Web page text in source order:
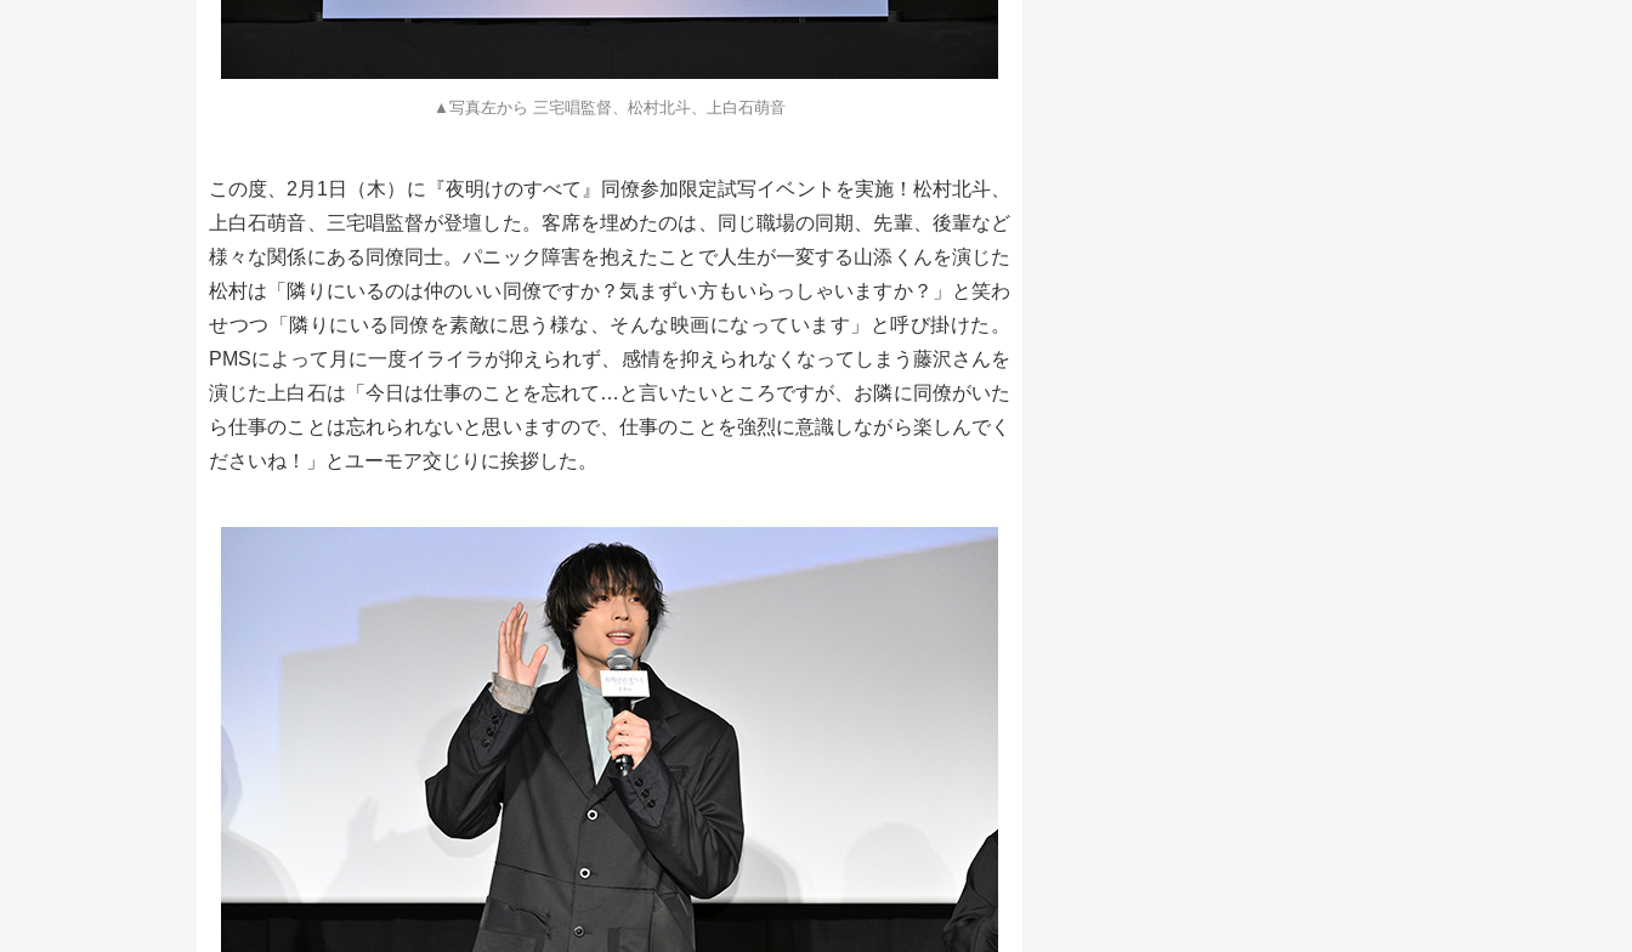
▲写真左から 三宅唱監督、松村北斗、上白石萌音
この度、2月1日（木）に『夜明けのすべて』同僚参加限定試写イベントを実施！松村北斗、
上白石萌音、三宅唱監督が登壇した。客席を埋めたのは、同じ職場の同期、先輩、後輩など
様々な関係にある同僚同士。パニック障害を抱えたことで人生が一変する山添くんを演じた
松村は「隣りにいるのは仲のいい同僚ですか？気まずい方もいらっしゃいますか？」と笑わ
せつつ「隣りにいる同僚を素敵に思う様な、そんな映画になっています」と呼び掛けた。
PMSによって月に一度イライラが抑えられず、感情を抑えられなくなってしまう藤沢さんを
演じた上白石は「今日は仕事のことを忘れて…と言いたいところですが、お隣に同僚がいた
ら仕事のことは忘れられないと思いますので、仕事のことを強烈に意識しながら楽しんでく
ださいね！」とユーモア交じりに挨拶した。